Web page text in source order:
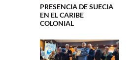
PRESENCIA DE SUECIA
EN EL CARIBE
COLONIAL